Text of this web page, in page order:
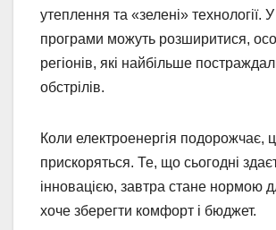
утеплення та «зелені» технології.
програми можуть розширитися,
регіонів, які найбільше
обстрілів.
Коли електроенергія подорожчає,
прискоряться. Те, що сьогодні
інновацією, завтра стане нормою
хоче зберегти комфорт і бюджет.